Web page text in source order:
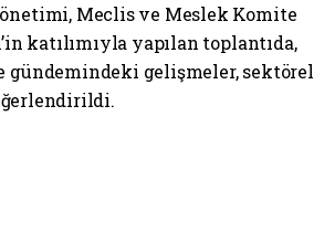
Meclis ve Meslek Komite
katılımıyla yapılan toplantıda,
gündemindeki gelişmeler, sektörel